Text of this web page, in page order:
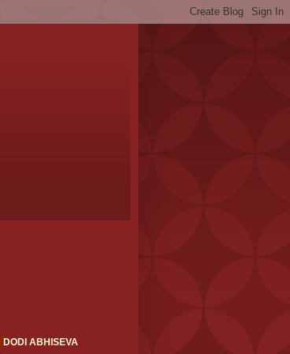
DODI ABHISEVA